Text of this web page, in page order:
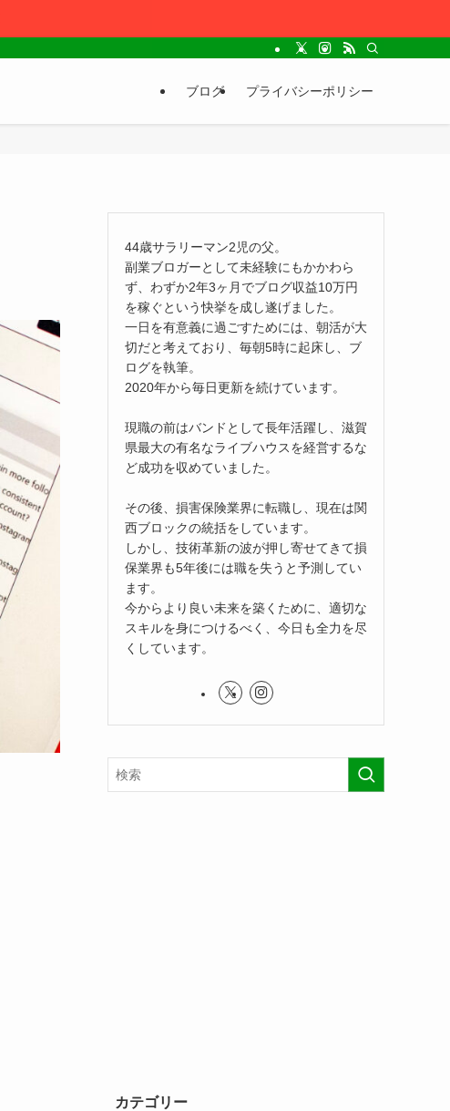
ブログ プライバシーポリシー
44歳サラリーマン2児の父。
副業ブロガーとして未経験にもかかわら
ず、わずか2年3ヶ月でブログ収益10万円
を稼ぐという快挙を成し遂げました。
一日を有意義に過ごすためには、朝活が大
切だと考えており、毎朝5時に起床し、ブ
ログを執筆。
2020年から毎日更新を続けています。
現職の前はバンドとして長年活躍し、滋賀
県最大の有名なライブハウスを経営するな
ど成功を収めていました。
その後、損害保険業界に転職し、現在は関
西ブロックの統括をしています。
しかし、技術革新の波が押し寄せてきて損
保業界も5年後には職を失うと予測してい
ます。
今からより良い未来を築くために、適切な
スキルを身につけるべく、今日も全力を尽
くしています。
カテゴリー